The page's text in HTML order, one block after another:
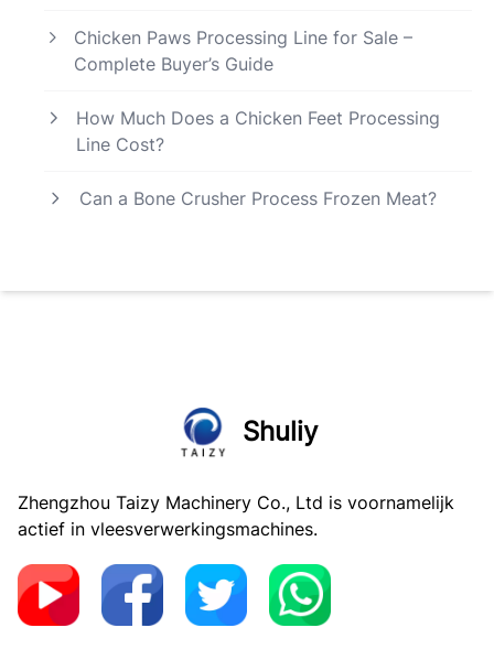
Chicken Paws Processing Line for Sale –
Complete Buyer’s Guide
How Much Does a Chicken Feet Processing
Line Cost?
Can a Bone Crusher Process Frozen Meat?
Shuliy
Zhengzhou Taizy Machinery Co., Ltd is voornamelijk
actief in vleesverwerkingsmachines.